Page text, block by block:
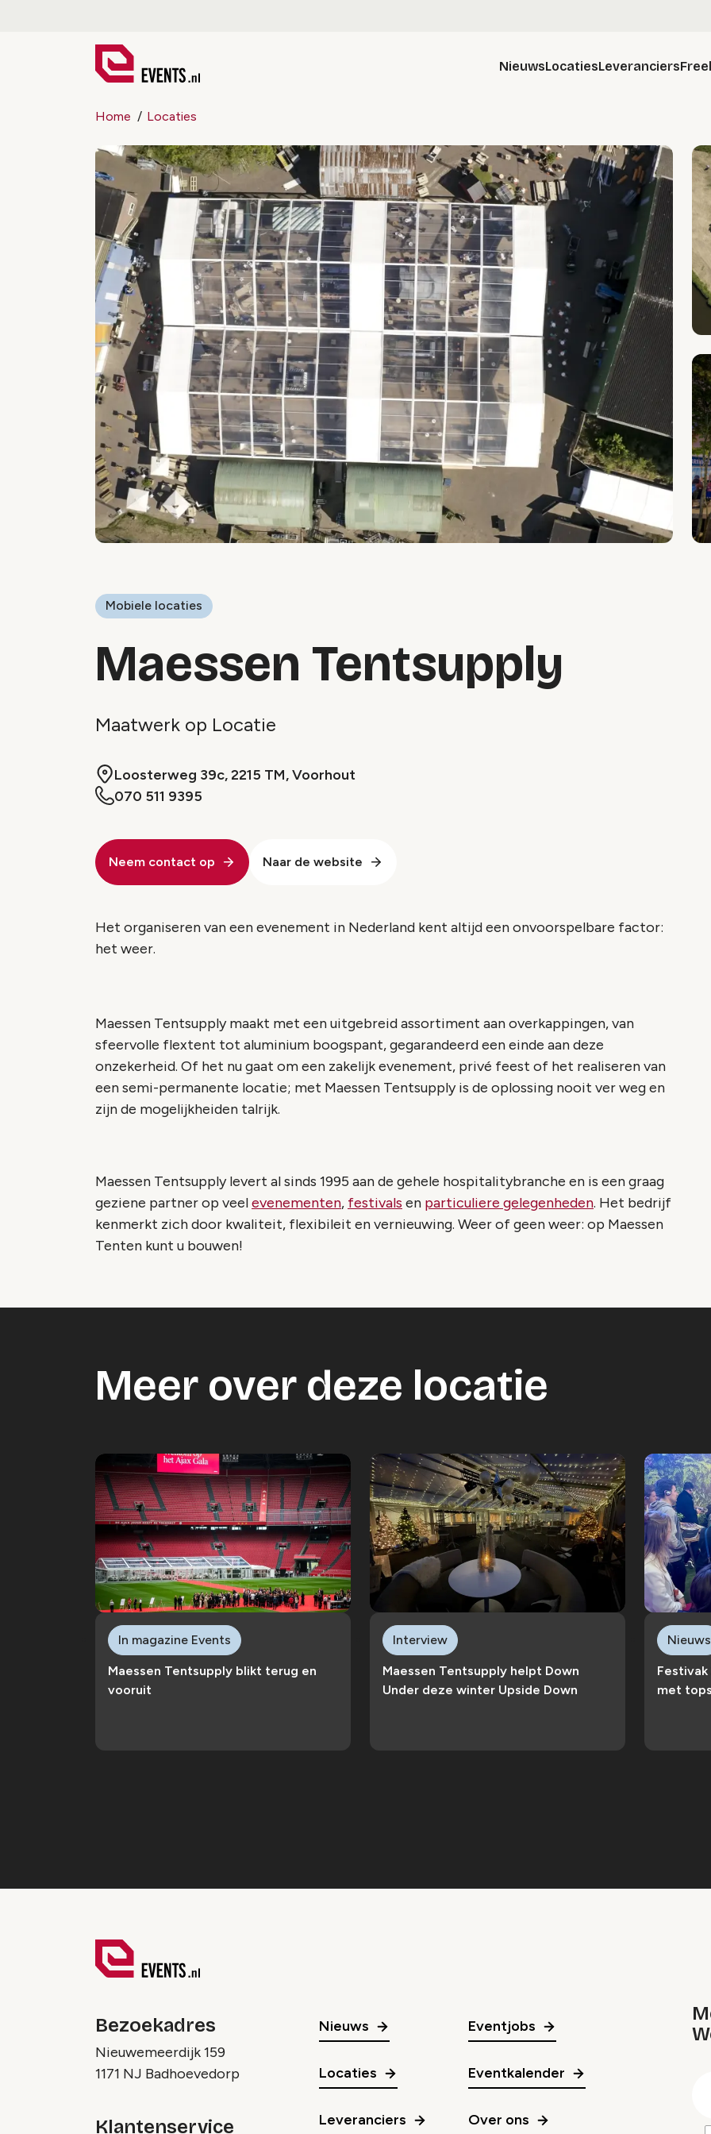
NieuwsLocatiesLeveranciers
Home Locaties
Mobiele locaties
Maessen Tentsupply
Maatwerk op Locatie
Loosterweg 39c, 2215 TM, Voorhout
070 511 9395
Neem contact op Naar de website
Het organiseren van een evenement in Nederland kent altijd een onvoorspelbare factor:
het weer.
Maessen Tentsupply maakt met een uitgebreid assortiment aan overkappingen, van
sfeervolle flextent tot aluminium boogspant, gegarandeerd een einde aan deze
onzekerheid. Of het nu gaat om een zakelijk evenement, privé feest of het realiseren van
een semi-permanente locatie; met Maessen Tentsupply is de oplossing nooit ver weg en
zijn de mogelijkheiden talrijk.
Maessen Tentsupply levert al sinds 1995 aan de gehele hospitalitybranche en is een graag
geziene partner op veelevenementen, festivals en particuliere gelegenheden. Het bedrijf
kenmerkt zich door kwaliteit, flexibileit en vernieuwing. Weer of geen weer: op Maessen
Tenten kunt u bouwen!
Meer over deze locatie
Maessen Tentsupply blikt terug en
vooruit
In magazine Events
Maessen Tentsupply helpt Down
Under deze winter Upside Down
Interview
met
Nieuws
Bezoekadres
Nieuwemeerdijk 159
1171 NJ Badhoevedorp
Klantenservice
Nieuws
Locaties
Leveranciers
Eventjobs
Eventkalender
Over ons